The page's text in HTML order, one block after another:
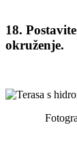
18.
okruženje.